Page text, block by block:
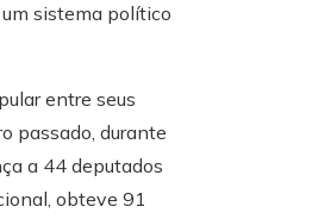
sistema político
entre seus
passado, durante
a 44 deputados
obteve 91